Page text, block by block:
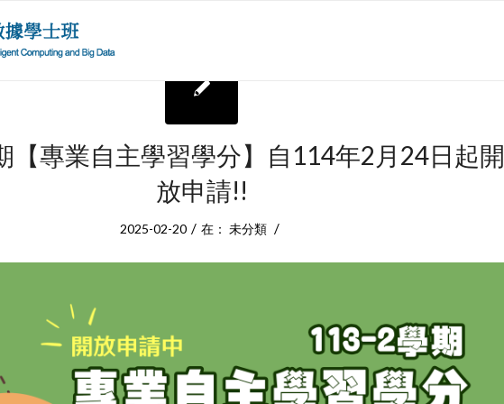
【專業自主學習學分】自114年2月24日起開
放申請!!
2025-02-20 / 在： 未分類 /